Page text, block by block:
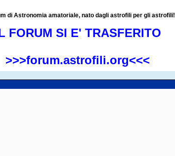
di Astronomia amatoriale, nato dagli astrofili per gli astrofili!
FORUM SI E' TRASFERITO
>>>forum.astrofili.org<<<